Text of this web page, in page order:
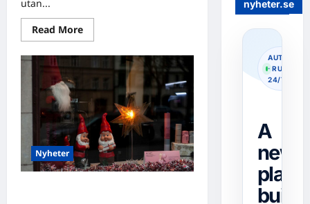
utan...
Read MoreRead
more
Världens
stora
evenemang
som
händer
idag
och
under
den
kommande
veckan
Nyheter
nyheter.se
· RUNNING
24/7
A
news
built